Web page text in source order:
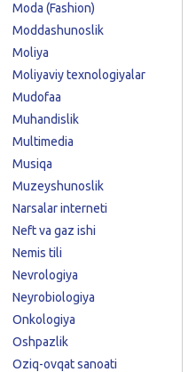
Moda (Fashion)
Moddashunoslik
Moliya
Moliyaviy texnologiyalar
Mudofaa
Muhandislik
Multimedia
Musiqa
Muzeyshunoslik
Narsalar interneti
Neft va gaz ishi
Nemis tili
Nevrologiya
Neyrobiologiya
Onkologiya
Oshpazlik
Oziq-ovqat sanoati